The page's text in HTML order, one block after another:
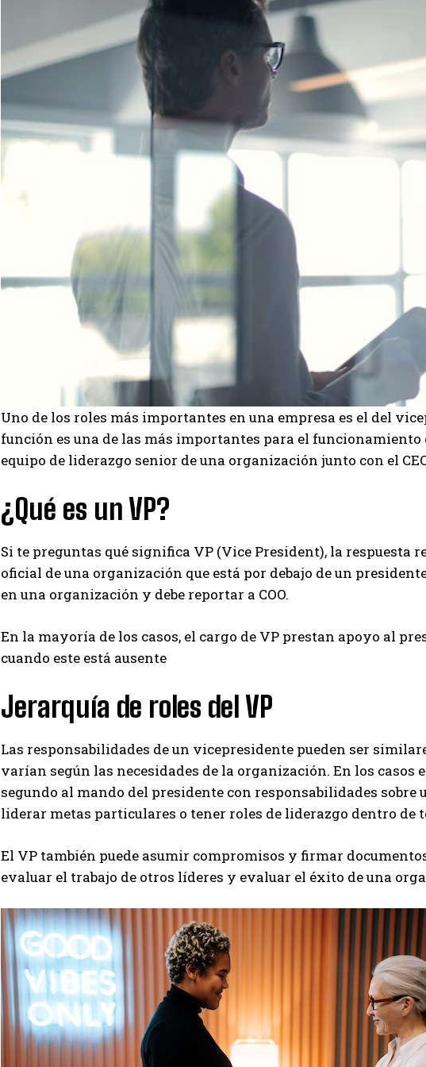
Uno de los roles más importantes en una empresa es el del
función es una de las más importantes para el
equipo de liderazgo senior de una organización junto con el
¿Qué es un VP?
Si te preguntas qué significa VP (Vice President), la respuesta
oficial de una organización que está por debajo de un
en una organización y debe reportar a COO.
En la mayoría de los casos, el cargo de VP prestan apoyo al
cuando este está ausente
Jerarquía de roles del VP
Las responsabilidades de un vicepresidente pueden ser
varían según las necesidades de la organización. En los casos
segundo al mando del presidente con responsabilidades
liderar metas particulares o tener roles de liderazgo dentro de
El VP también puede asumir compromisos y firmar
evaluar el trabajo de otros líderes y evaluar el éxito de una